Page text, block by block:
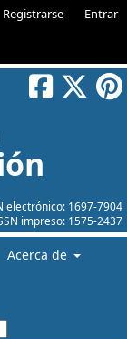
Registrarse Entrar
electrónico: 1697-7904
impreso: 1575-2437
Acerca de